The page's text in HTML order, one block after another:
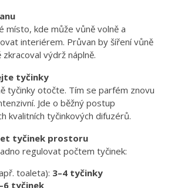
místo, kde může vůně volně a
interiérem. Průvan by šíření vůně
výdrž náplně.
tyčinky
tyčinky otočte. Tím se parfém znovu
Jde o běžný postup
kvalitních tyčinkových difuzérů.
tyčinek prostoru
regulovat počtem tyčinek:
toaleta): 3–4 tyčinky
tyčinek